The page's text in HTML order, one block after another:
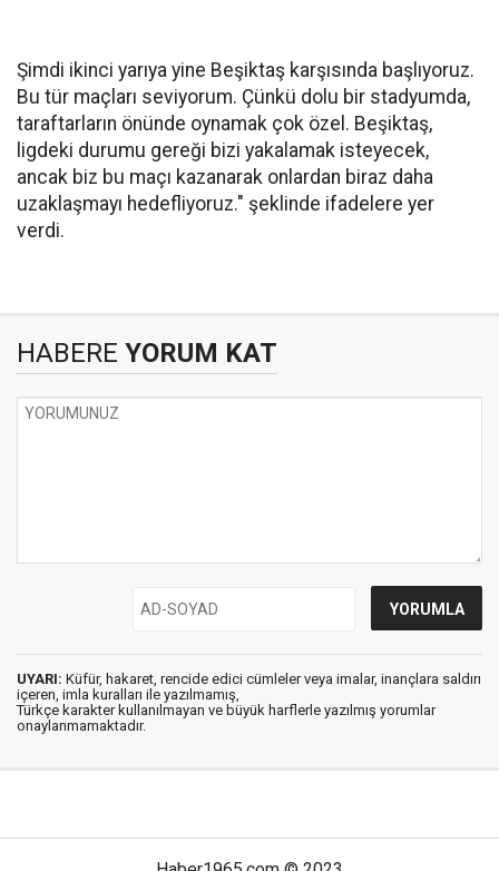
Şimdi ikinci yarıya yine Beşiktaş karşısında başlıyoruz.
Bu tür maçları seviyorum. Çünkü dolu bir stadyumda,
taraftarların önünde oynamak çok özel. Beşiktaş,
ligdeki durumu gereği bizi yakalamak isteyecek,
ancak biz bu maçı kazanarak onlardan biraz daha
uzaklaşmayı hedefliyoruz." şeklinde ifadelere yer
verdi.
HABERE YORUM KAT
UYARI: Küfür, hakaret, rencide edici cümleler veya imalar, inançlara saldırı
içeren, imla kuralları ile yazılmamış,
Türkçe karakter kullanılmayan ve büyük harflerle yazılmış yorumlar
onaylanmamaktadır.